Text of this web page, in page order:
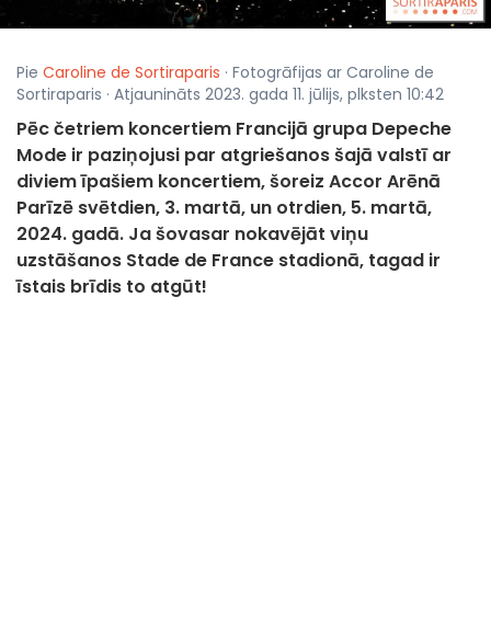
Pie Caroline de Sortiraparis · Fotogrāfijas ar Caroline de
Sortiraparis · Atjaunināts 2023. gada 11. jūlijs, plksten 10:42
Pēc četriem koncertiem Francijā grupa Depeche
Mode ir paziņojusi par atgriešanos šajā valstī ar
diviem īpašiem koncertiem, šoreiz Accor Arēnā
Parīzē svētdien, 3. martā, un otrdien, 5. martā,
2024. gadā. Ja šovasar nokavējāt viņu
uzstāšanos Stade de France stadionā, tagad ir
īstais brīdis to atgūt!